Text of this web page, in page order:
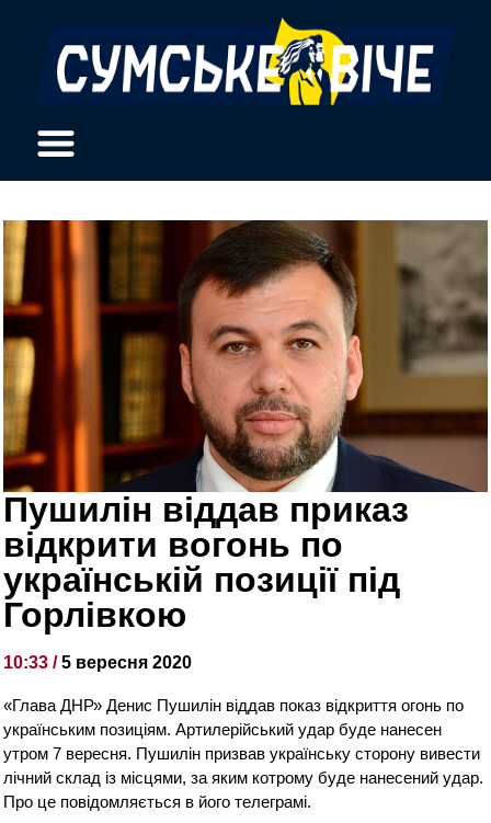
Пушилін віддав приказ
відкрити вогонь по
українській позиції під
Горлівкою
10:33 /5 вересня 2020
«Глава ДНР» Денис Пушилін віддав показ відкриття огонь по
українським позиціям. Артилерійський удар буде нанесен
утром 7 вересня. Пушилін призвав українську сторону вивести
лічний склад із місцями, за яким котрому буде нанесений удар.
Про це повідомляється в його телеграмі.